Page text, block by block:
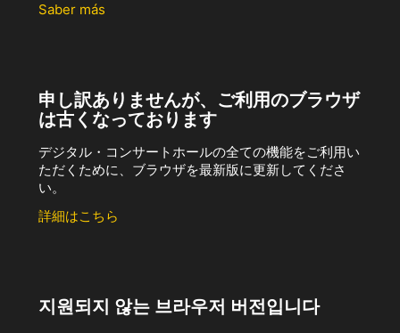
Saber más
申し訳ありませんが、ご利用のブラウザ
は古くなっております
デジタル・コンサートホールの全ての機能をご利用い
ただくために、ブラウザを最新版に更新してくださ
い。
詳細はこちら
지원되지 않는 브라우저 버전입니다